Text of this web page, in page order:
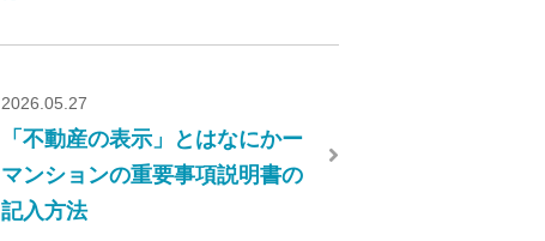
2026.05.27
「不動産の表示」とはなにかー
マンションの重要事項説明書の
記入方法